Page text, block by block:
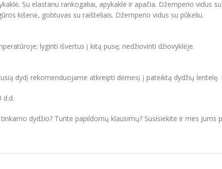
Su elastanu rankogaliai, apykaklė ir apačia. Džemperio vidus
kišenė, gobtuvas su raišteliais. Džemperio vidus su pūkeliu.
lyginti išvertus į kitą pusę; nedžiovinti džiovyklėje.
dydį rekomenduojame atkreipti dėmesį į pateiktą dydžių
d.d.
dydžio? Turite papildomų klausimų? Susisiekite ir mes Jums